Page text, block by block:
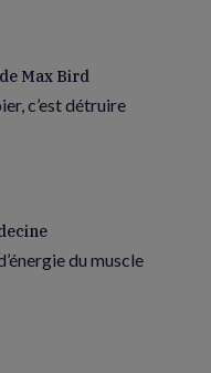
Max Bird
c’est détruire
du muscle